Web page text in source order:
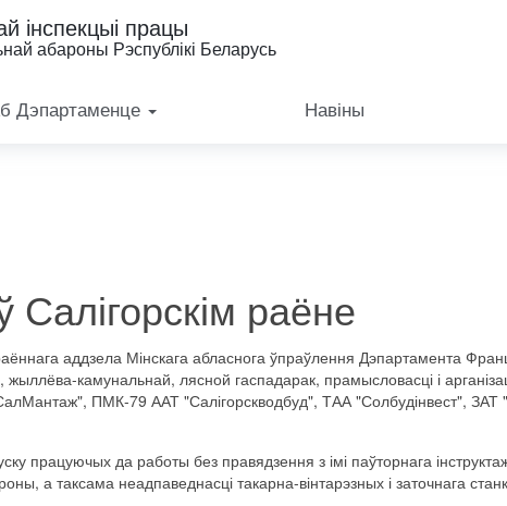
інспекцыі працы
абароны Рэспублікі Беларусь
Дэпартаменце Навіны
Салігорскім раёне
аддзела Мінскага абласнога ўпраўлення Дэпартамента
камунальнай, лясной гаспадарак, прамысловасці і
ПМК-79 ААТ "Салігорскводбуд", ТАА "Солбудінвест",
працуючых да работы без правядзення з імі паўторнага
а таксама неадпаведнасці такарна-вінтарэзных і заточнага